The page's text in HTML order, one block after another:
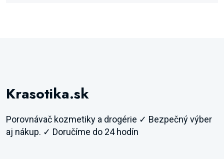
Krasotika.sk
Porovnávač kozmetiky a drogérie ✓ Bezpečný výber
aj nákup. ✓ Doručíme do 24 hodín